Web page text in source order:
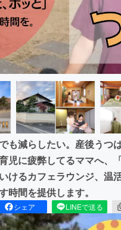
も減らしたい。産後うつ
児に疲弊してるママへ、
けるカフェラウンジ、温
時間を提供します。
シェア LINEで送る